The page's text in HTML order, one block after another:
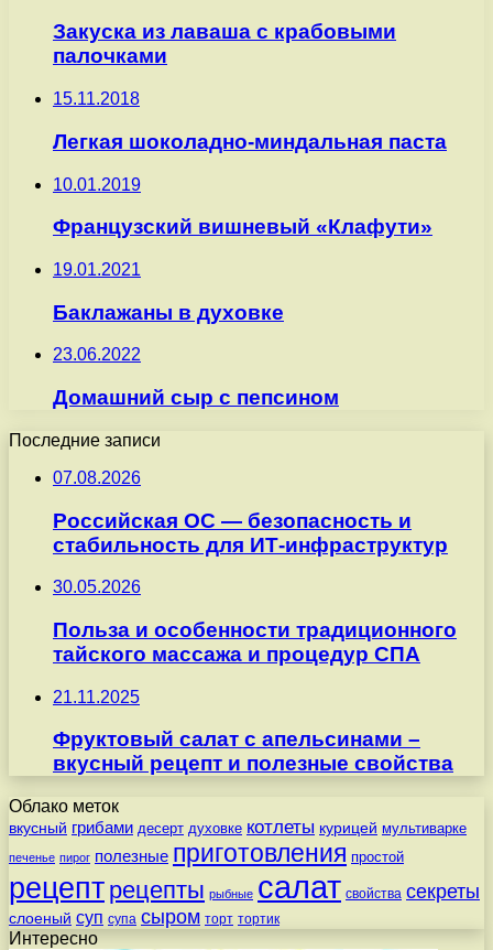
Закуска из лаваша с крабовыми
палочками
15.11.2018
Легкая шоколадно-миндальная паста
10.01.2019
Французский вишневый «Клафути»
19.01.2021
Баклажаны в духовке
23.06.2022
Домашний сыр с пепсином
Последние записи
07.08.2026
Российская ОС — безопасность и
стабильность для ИТ-инфраструктур
30.05.2026
Польза и особенности традиционного
тайского массажа и процедур СПА
21.11.2025
Фруктовый салат с апельсинами –
вкусный рецепт и полезные свойства
Облако меток
вкусный грибами десерт духовке котлеты курицей мультиварке
печенье пирог полезные приготовления простой
рецепт рецепты рыбные салат свойства секреты
слоеный суп супа сыром торт тортик
Интересно